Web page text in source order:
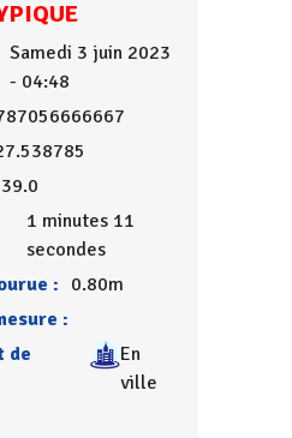
Samedi 3 juin 2023
- 04:48
39.0
1 minutes 11
secondes
: 0.80m
:
de
En
ville